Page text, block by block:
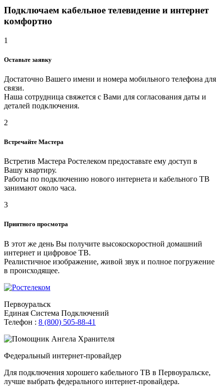
Подключаем кабельное телевидение и интернет
комфортно
1
Оставьте заявку
Достаточно Вашего имени и номера мобильного телефона для
связи.
Наша сотрудница свяжется с Вами для согласования даты и
деталей подключения.
2
Встречайте Мастера
Встретив Мастера Ростелеком предоставьте ему доступ в
Вашу квартиру.
Работы по подключению нового интернета и кабельного ТВ
занимают около часа.
3
Приятного просмотра
В этот же день Вы получите высокоскоростной домашний
интернет и цифровое ТВ.
Реалистичное изображение, живой звук и полное погружение
в происходящее.
Первоуральск
Единая Система Подключений
Телефон : 8 (800) 505-88-41
Федеральный интернет-провайдер
Для подключения хорошего кабельного ТВ в Первоуральске,
лучше выбрать федерального интернет-провайдера.